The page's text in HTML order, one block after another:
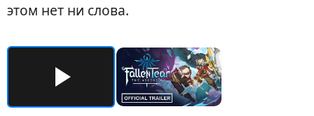
этом нет ни слова.